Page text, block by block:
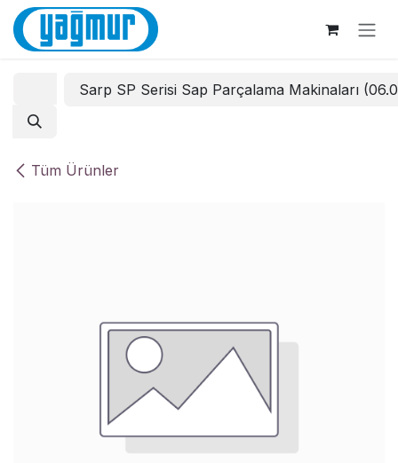
İçereği Atla
Tüm Ürünler
Sarp SP Serisi Sap Parçalama Makinaları